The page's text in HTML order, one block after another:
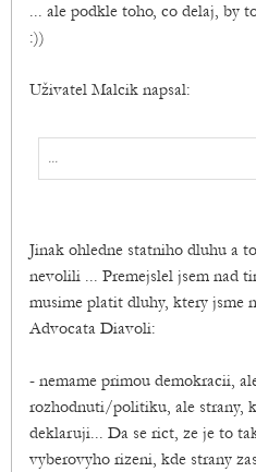
... ale podkle toho, co delaj, by
:))
Uživatel Malcik napsal:
...
Jinak ohledne statniho dluhu a
nevolili ... Premejslel jsem nad
musime platit dluhy, ktery jsme
Advocata Diavoli:
- nemame primou demokracii,
rozhodnuti/politiku, ale strany,
deklaruji... Da se rict, ze je to
vyberovyho rizeni, kde strany